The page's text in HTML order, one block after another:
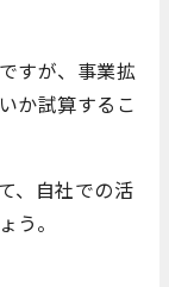
すが、事業拡
か試算するこ
、自社での活
う。